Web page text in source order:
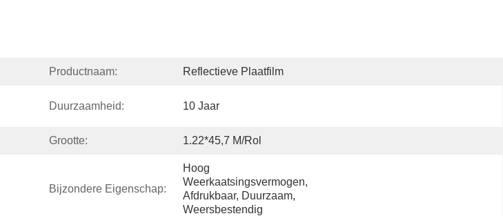
Productnaam: Reflectieve Plaatfilm
Duurzaamheid: 10 Jaar
Grootte: 1.22*45,7 M/rol
Bijzondere Eigenschap:
Hoog
Weerkaatsingsvermogen,
Afdrukbaar, Duurzaam,
Weersbestendig